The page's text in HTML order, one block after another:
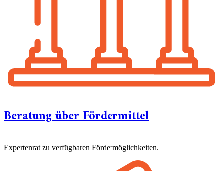
Beratung über Fördermittel
Expertenrat zu verfügbaren Fördermöglichkeiten.